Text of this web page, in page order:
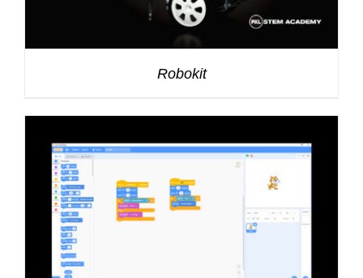
Robokit